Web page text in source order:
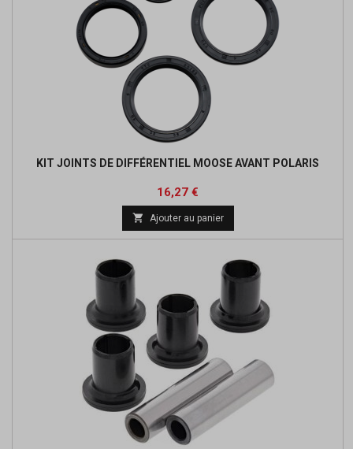
KIT JOINTS DE DIFFÉRENTIEL MOOSE AVANT POLARIS
Prix
16,27 €
base
 Ajouter au panier